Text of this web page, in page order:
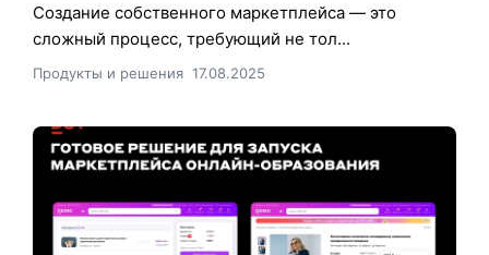
Создание собственного маркетплейса — это
сложный процесс, требующий не тол...
Продукты и решения 17.08.2025